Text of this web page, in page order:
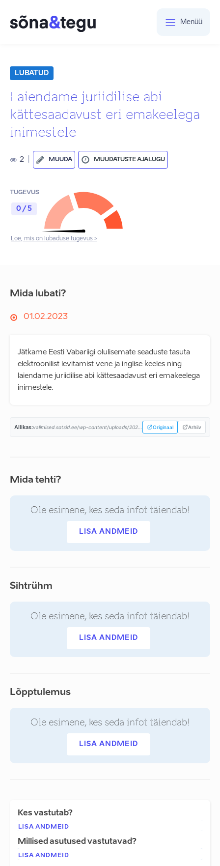
Menüü
LUBATUD
Laiendame juriidilise abi
kättesaadavust eri emakeelega
inimestele
2 MUUDA MUUDATUSTE AJALUGU
TUGEVUS
0 / 5
Loe, mis on lubaduse tugevus >
Mida lubati?
01.02.2023
Jätkame Eesti Vabariigi olulisemate seaduste tasuta
elektroonilist levitamist vene ja inglise keeles ning
laiendame juriidilise abi kättesaadavust eri emakeelega
inimestele.
Allikas: Originaal Arhiiv
Mida tehti?
Ole esimene, kes seda infot täiendab!
LISA ANDMEID
Sihtrühm
Ole esimene, kes seda infot täiendab!
LISA ANDMEID
Lõpptulemus
Ole esimene, kes seda infot täiendab!
LISA ANDMEID
Kes vastutab?
LISA ANDMEID
Millised asutused vastutavad?
LISA ANDMEID